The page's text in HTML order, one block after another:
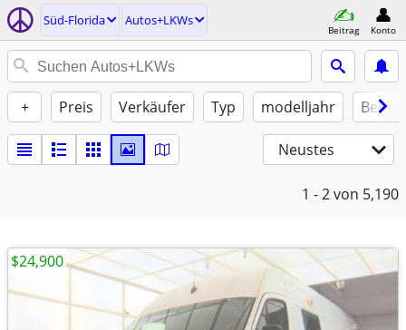
Süd-Florida Autos+LKWs
Beitrag Konto
+ Preis Verkäufer Typ modelljahr Benzin
Neustes
1 - 2von 5,190
$24,900